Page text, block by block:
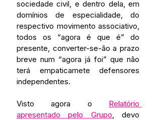
sociedade civil, e dentro dela, em
domínios de especialidade, do
respectivo movimento associativo,
todos os “agora é que é” do
presente, converter-se-ão a prazo
breve num “agora já foi” que não
terá empaticamete defensores
independentes.
Visto agora o Relatório
apresentado pelo Grupo , devo